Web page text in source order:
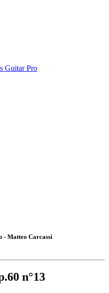
Guitar Pro
- Matteo Carcassi
n°13